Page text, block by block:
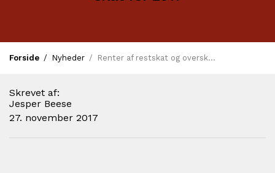
Forside Nyheder Renter af restskat og overskydende skat for 2017
Skrevet af:
Jesper Beese
27. november 2017